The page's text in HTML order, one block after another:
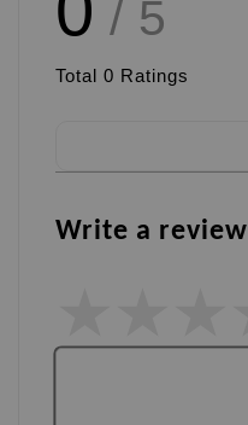
/ 5
Total 0 Ratings
Write a review